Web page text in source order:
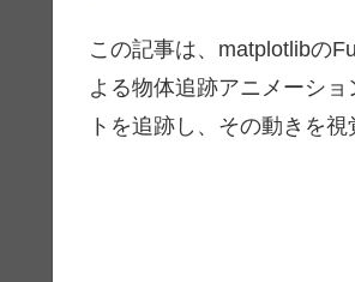
この記事は、matplotlibの
よる物体追跡アニメーシ
トを追跡し、その動きを